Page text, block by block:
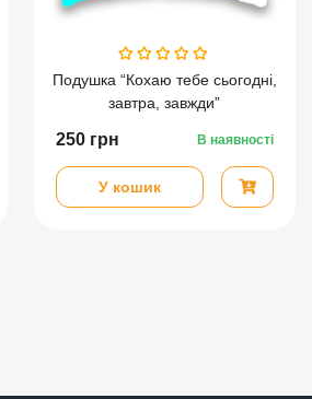
Подушка “Кохаю тебе сьогодні,
завтра, завжди”
250 грн В наявності
У кошик